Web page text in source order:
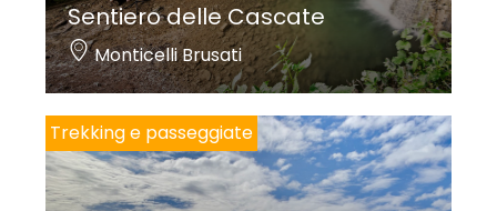
Sentiero delle Cascate
Monticelli Brusati
Trekking e passeggiate